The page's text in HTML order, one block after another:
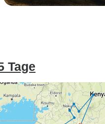
über Sirimon Chogoria Routen (5
Tage